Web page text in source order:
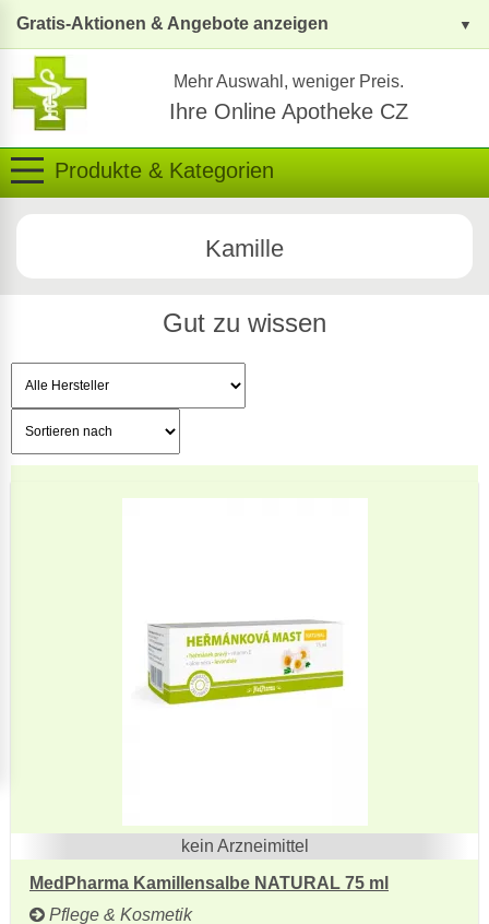
Gratis-Aktionen & Angebote anzeigen
Mehr Auswahl, weniger Preis.
Ihre Online Apotheke CZ
Produkte & Kategorien
Kamille
Gut zu wissen
kein Arzneimittel
MedPharma Kamillensalbe NATURAL 75 ml
Pflege & Kosmetik